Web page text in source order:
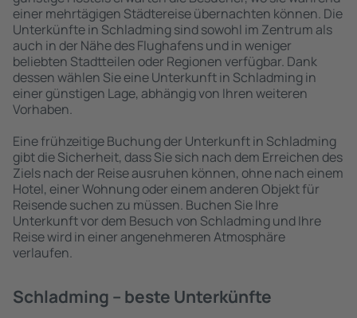
einer mehrtägigen Städtereise übernachten können. Die
Unterkünfte in Schladming sind sowohl im Zentrum als
auch in der Nähe des Flughafens und in weniger
beliebten Stadtteilen oder Regionen verfügbar. Dank
dessen wählen Sie eine Unterkunft in Schladming in
einer günstigen Lage, abhängig von Ihren weiteren
Vorhaben.
Eine frühzeitige Buchung der Unterkunft in Schladming
gibt die Sicherheit, dass Sie sich nach dem Erreichen des
Ziels nach der Reise ausruhen können, ohne nach einem
Hotel, einer Wohnung oder einem anderen Objekt für
Reisende suchen zu müssen. Buchen Sie Ihre
Unterkunft vor dem Besuch von Schladming und Ihre
Reise wird in einer angenehmeren Atmosphäre
verlaufen.
Schladming – beste Unterkünfte